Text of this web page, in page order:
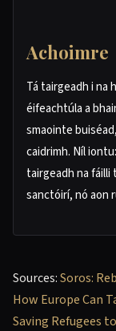
Achoimre
Tá tairgeadh i na
éifeachtúla a
smaointe
caidrimh. Níl
tairgeadh na fáilli
sanctóirí, nó aon
Sources:Soros:
How Europe Can
Saving Refugees